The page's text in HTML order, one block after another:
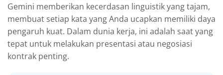
Gemini memberikan kecerdasan linguistik yang tajam,
membuat setiap kata yang Anda ucapkan memiliki daya
pengaruh kuat. Dalam dunia kerja, ini adalah saat yang
tepat untuk melakukan presentasi atau negosiasi
kontrak penting.